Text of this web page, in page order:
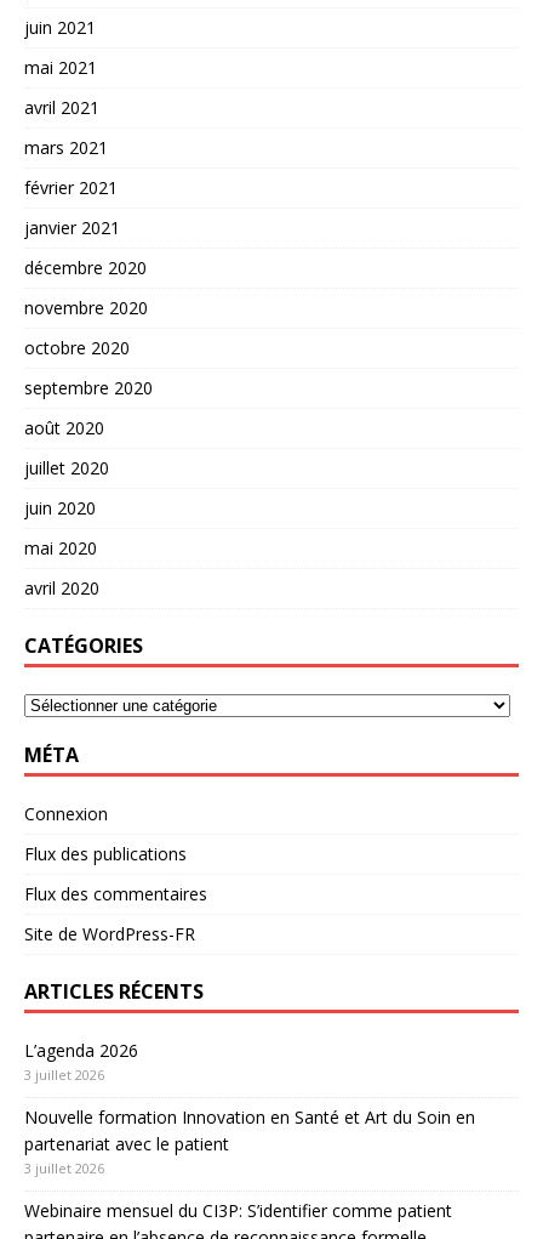
juin 2021
mai 2021
avril 2021
mars 2021
février 2021
janvier 2021
décembre 2020
novembre 2020
octobre 2020
septembre 2020
août 2020
juillet 2020
juin 2020
mai 2020
avril 2020
CATÉGORIES
MÉTA
Connexion
Flux des publications
Flux des commentaires
Site de WordPress-FR
ARTICLES RÉCENTS
L’agenda 2026
3 juillet 2026
Nouvelle formation Innovation en Santé et Art du Soin en
partenariat avec le patient
3 juillet 2026
Webinaire mensuel du CI3P: S’identifier comme patient